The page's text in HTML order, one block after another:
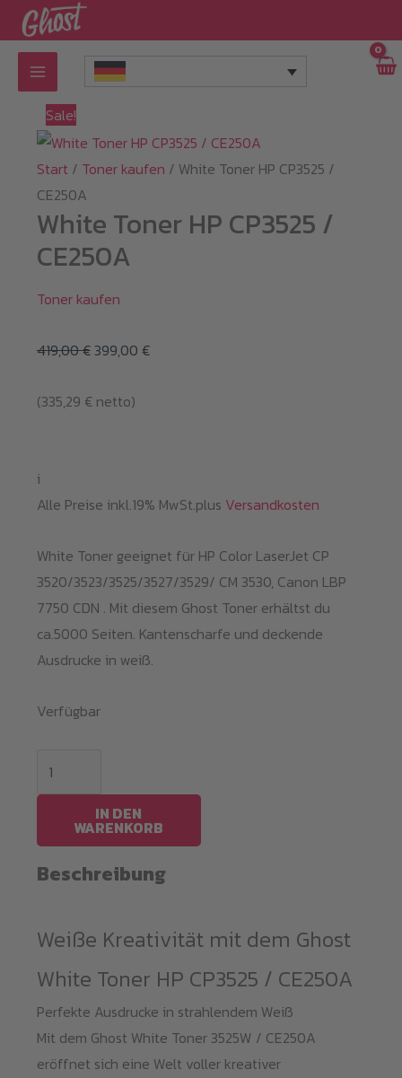
Zum
Inhalt
springen
Sale!
Start / Toner kaufen / White Toner HP CP3525 /
CE250A
White Toner HP CP3525 /
CE250A
Toner kaufen
419,00€ Ursprünglicher
war:
399,00 €Aktueller
(335,29 €netto)
i
Alle Preise inkl.19% MwSt.plus Versandkosten
White Toner geeignet für HP Color LaserJet CP
3520/3523/3525/3527/3529/ CM 3530, Canon LBP
7750 CDN . Mit diesem Ghost Toner erhältst du
ca.5000 Seiten. Kantenscharfe und deckende
Ausdrucke in weiß.
Verfügbar
CP3525
/
IN DEN
WARENKORB
Beschreibung
Weiße Kreativität mit dem Ghost
White Toner HP CP3525 / CE250A
Perfekte Ausdrucke in strahlendem Weiß
Mit dem Ghost White Toner 3525W / CE250A
eröffnet sich eine Welt voller kreativer